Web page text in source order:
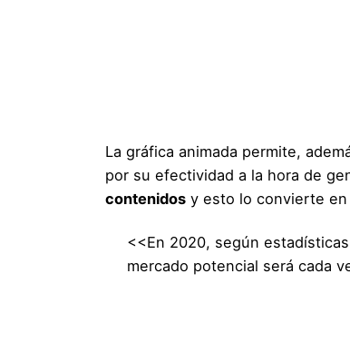
La gráfica animada permite,
por su efectividad a la hora de
contenidos y esto lo convierte en
<<En 2020, según
mercado potencial será cada